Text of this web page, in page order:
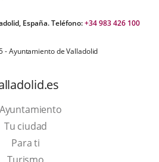
España. Teléfono:+34 983 426 100
- Ayuntamiento de Valladolid
Tu ciudad
Para ti
This